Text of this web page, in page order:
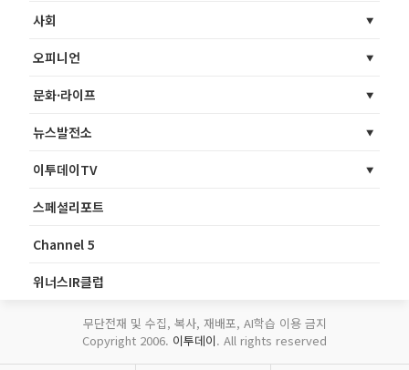
사회
오피니언
문화·라이프
뉴스발전소
이투데이TV
스페셜리포트
Channel 5
위너스IR클럽
무단전재 및 수집, 복사, 재배포, AI학습 이용 금지
Copyright 2006. 이투데이. All rights reserved